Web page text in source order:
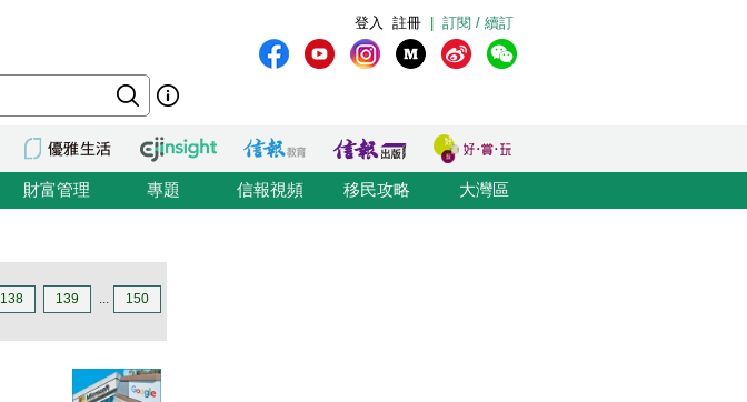
訂閱 / 續訂
註冊
登入
財富管理 專題 信報視頻 移民攻略 大灣區
138 139 ... 150